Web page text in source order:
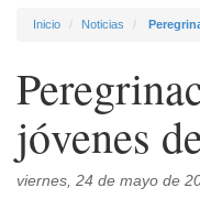
Inicio Noticias
jóvenes
viernes, 24 de mayo de